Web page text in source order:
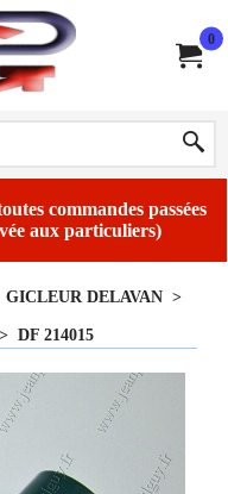
0
commandes passées
aux particuliers)
GICLEUR DELAVAN >
DF 214015